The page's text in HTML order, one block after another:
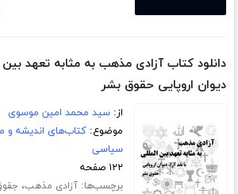
دانلود کتاب آزادی مذهب به مثابه تعهد بین
دیوان اروپایی حقوق بشر
از:سید محمد امین موسوی
موضوع:کتاب‌های اندیشه و
سیاسی
۱۲۲ صفحه
برچسب‌ها:آزادی مذهب،